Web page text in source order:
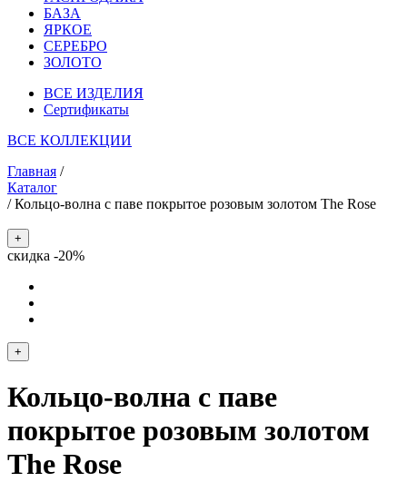
БАЗА
ЯРКОЕ
СЕРЕБРО
ЗОЛОТО
ВСЕ ИЗДЕЛИЯ
Сертификаты
ВСЕ КОЛЛЕКЦИИ
Главная /
Каталог
/Кольцо-волна с паве покрытое розовым золотом The Rose
+
скидка -20%
+
Кольцо-волна с паве
покрытое розовым золотом
The Rose